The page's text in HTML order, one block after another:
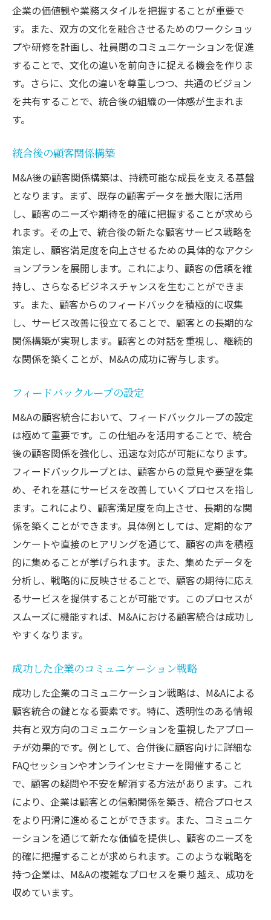
企業の価値観や業務スタイルを把握することが重要で
す。また、双方の文化を融合させるためのワークショッ
プや研修を計画し、社員間のコミュニケーションを促進
することで、文化の違いを前向きに捉える機会を作りま
す。さらに、文化の違いを尊重しつつ、共通のビジョン
を共有することで、統合後の組織の一体感が生まれま
す。
統合後の顧客関係構築
M&A後の顧客関係構築は、持続可能な成長を支える基盤
となります。まず、既存の顧客データを最大限に活用
し、顧客のニーズや期待を的確に把握することが求めら
れます。その上で、統合後の新たな顧客サービス戦略を
策定し、顧客満足度を向上させるための具体的なアクシ
ョンプランを展開します。これにより、顧客の信頼を維
持し、さらなるビジネスチャンスを生むことができま
す。また、顧客からのフィードバックを積極的に収集
し、サービス改善に役立てることで、顧客との長期的な
関係構築が実現します。顧客との対話を重視し、継続的
な関係を築くことが、M&Aの成功に寄与します。
フィードバックループの設定
M&Aの顧客統合において、フィードバックループの設定
は極めて重要です。この仕組みを活用することで、統合
後の顧客関係を強化し、迅速な対応が可能になります。
フィードバックループとは、顧客からの意見や要望を集
め、それを基にサービスを改善していくプロセスを指し
ます。これにより、顧客満足度を向上させ、長期的な関
係を築くことができます。具体例としては、定期的なア
ンケートや直接のヒアリングを通じて、顧客の声を積極
的に集めることが挙げられます。また、集めたデータを
分析し、戦略的に反映させることで、顧客の期待に応え
るサービスを提供することが可能です。このプロセスが
スムーズに機能すれば、M&Aにおける顧客統合は成功し
やすくなります。
成功した企業のコミュニケーション戦略
成功した企業のコミュニケーション戦略は、M&Aによる
顧客統合の鍵となる要素です。特に、透明性のある情報
共有と双方向のコミュニケーションを重視したアプロー
チが効果的です。例として、合併後に顧客向けに詳細な
FAQセッションやオンラインセミナーを開催すること
で、顧客の疑問や不安を解消する方法があります。これ
により、企業は顧客との信頼関係を築き、統合プロセス
をより円滑に進めることができます。また、コミュニケ
ーションを通じて新たな価値を提供し、顧客のニーズを
的確に把握することが求められます。このような戦略を
持つ企業は、M&Aの複雑なプロセスを乗り越え、成功を
収めています。